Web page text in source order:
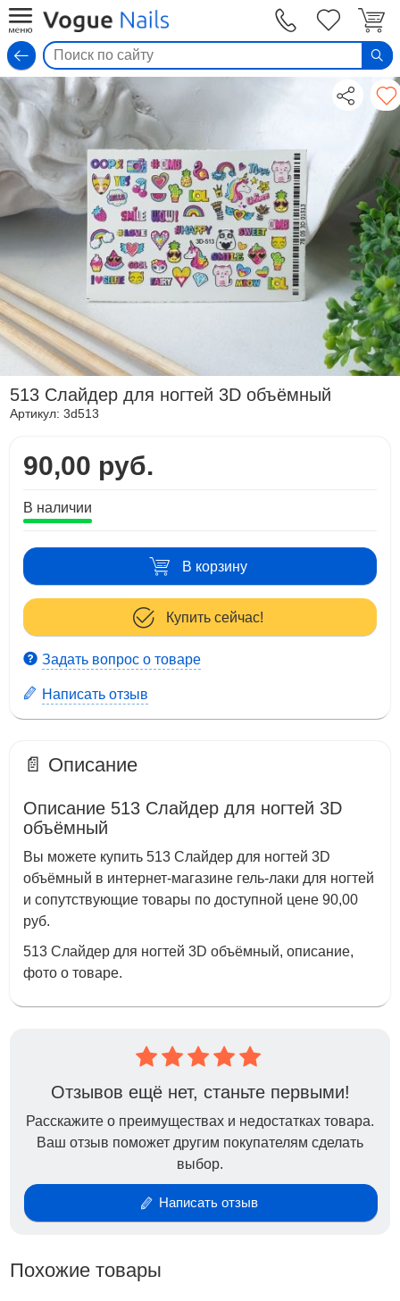
513 Слайдер для ногтей 3D объёмный
Артикул:3d513
90,00 руб.
В наличии
В корзину
Купить сейчас!
Задать вопрос о товаре
Написать отзыв
📄 Описание
Описание 513 Слайдер для ногтей 3D
объёмный
Вы можете купить 513 Слайдер для ногтей 3D
объёмный в интернет-магазине гель-лаки для ногтей
и сопутствующие товары по доступной цене 90,00
руб.
513 Слайдер для ногтей 3D объёмный, описание,
фото о товаре.
Отзывов ещё нет, станьте первыми!
Расскажите о преимуществах и недостатках товара.
Ваш отзыв поможет другим покупателям сделать
выбор.
Написать отзыв
Похожие товары